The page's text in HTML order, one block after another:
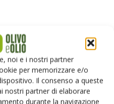
noi e i nostri partner
per memorizzare e/o
Il consenso a queste
nostri partner di elaborare
durante la navigazione
2016
personalizzati e